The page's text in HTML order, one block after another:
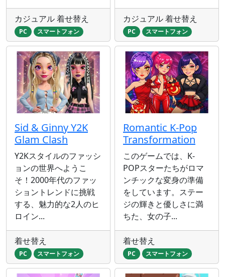
カジュアル 着せ替え
PC スマートフォン
カジュアル 着せ替え
PC スマートフォン
Sid & Ginny Y2K
Glam Clash
Y2Kスタイルのファッシ
ョンの世界へようこ
そ！2000年代のファッ
ショントレンドに挑戦
する、魅力的な2人のヒ
ロイン...
着せ替え
PC スマートフォン
Romantic K-Pop
Transformation
このゲームでは、K-
POPスターたちがロマ
ンチックな変身の準備
をしています。ステー
ジの輝きと優しさに満
ちた、女の子...
着せ替え
PC スマートフォン